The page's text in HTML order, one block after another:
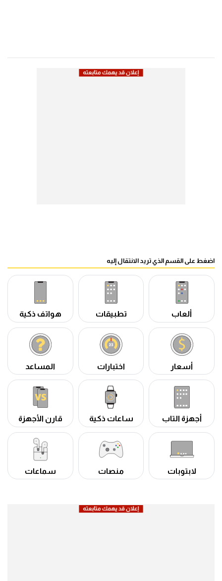
اضغط على القسم الذي تريد الانتقال إليه
ألعاب تطبيقات هواتف ذكية
أسعار اختبارات المساعد
أجهزة التاب ساعات ذكية قارن الأجهزة
لابتوبات منصات سماعات